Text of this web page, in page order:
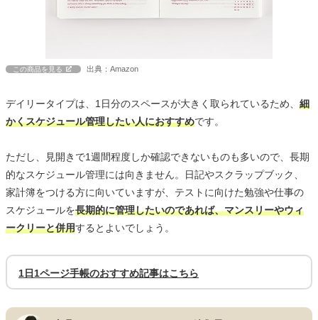
この商品を見る 出典：Amazon
デイリータイプは、1日分のスペースが大きく取られているため、 細
かくスケジュール管理したい人におすすめです。
ただし、見開きで1週間程度しか確認できないものも多いので、長期
的なスケジュール管理には向きません。日記やスクラップブック、
家計簿をつける方に向いていますが、テストに向けた勉強や仕事の
スケジュールを長期的に管理したいのであれば、マンスリーやウィ
ークリーと併用するとよいでしょう。
1日1ページ手帳のおすすめ記事はこちら